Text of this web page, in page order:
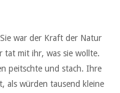
war der Kraft der Natur
tat mit ihr, was sie wollte.
peitschte und stach. Ihre
als würden tausend kleine